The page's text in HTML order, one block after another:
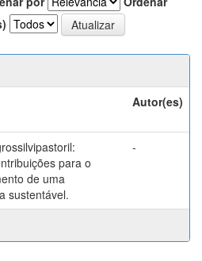
Autor(es)
para o
de uma
sustentável.
-